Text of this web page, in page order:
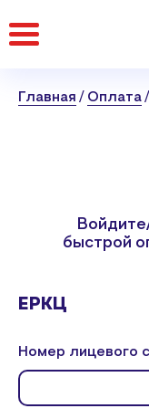
Главная
страница
Главная Оплата
быстрой
ЕРКЦ
Номер лицевого